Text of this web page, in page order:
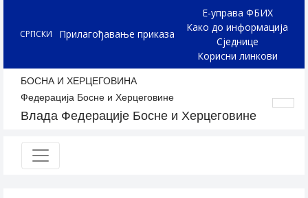
СРПСКИ Прилагођавање приказа
Е-управа ФБИХ
Како до информација
Сједнице
Корисни линкови
БОСНА И ХЕРЦЕГОВИНА
Федерација Босне и Херцеговине
Влада Федерације Босне и Херцеговине